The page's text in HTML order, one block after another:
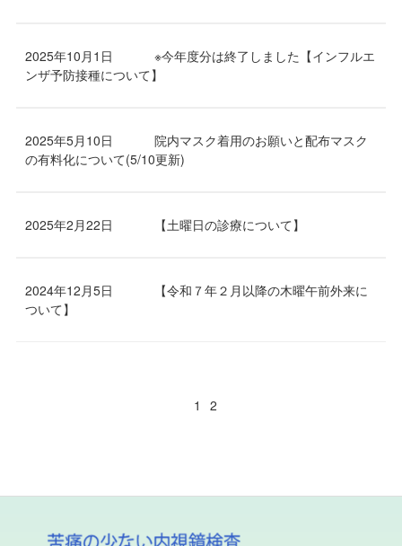
2025年10月1日
※今年度分は終了しました【インフルエ
ンザ予防接種について】
2025年5月10日
院内マスク着用のお願いと配布マスク
の有料化について(5/10更新)
2025年2月22日 【土曜日の診療について】
2024年12月5日
【令和７年２月以降の木曜午前外来に
ついて】
1 2